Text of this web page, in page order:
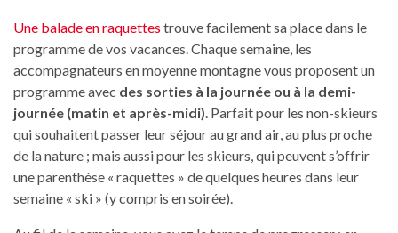
Une balade en raquettes trouve facilement sa place dans le
programme de vos vacances. Chaque semaine, les
accompagnateurs en moyenne montagne vous proposent un
programme avec des sorties à la journée ou à la demi-
journée (matin et après-midi). Parfait pour les non-skieurs
qui souhaitent passer leur séjour au grand air, au plus proche
de la nature ; mais aussi pour les skieurs, qui peuvent s’offrir
une parenthèse « raquettes » de quelques heures dans leur
semaine « ski » (y compris en soirée).